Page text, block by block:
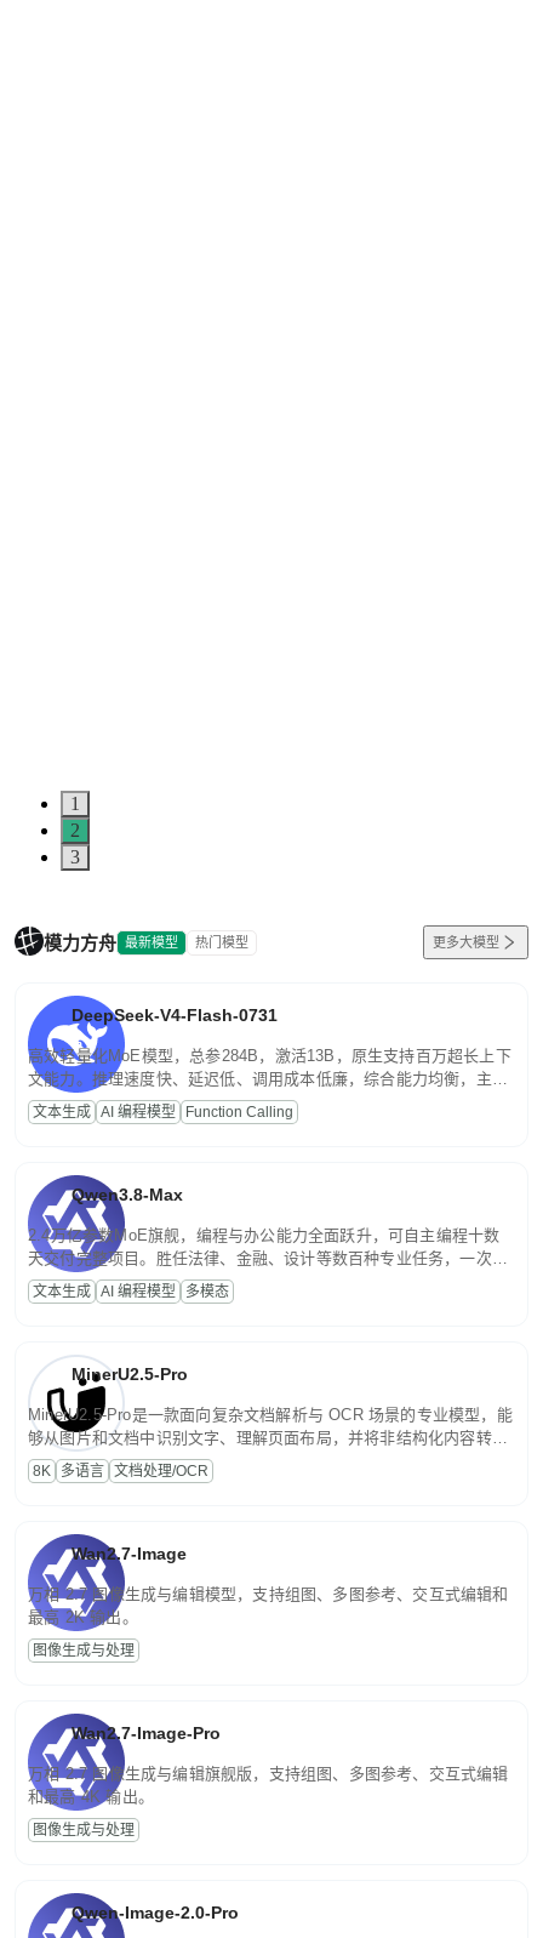
1
2
3
模力方舟 最新模型 热门模型 更多大模型
DeepSeek-V4-Flash-0731
高效轻量化MoE模型，总参284B，激活13B，原生支持百万超长上下
文能力。推理速度快、延迟低、调用成本低廉，综合能力均衡，主打
高并发、轻量化任务，适合日常对话、内容创作、基础 RAG、批量
文案处理等普惠刚需场景。
文本生成 AI 编程模型 Function Calling
Qwen3.8-Max
2.4万亿参数MoE旗舰，编程与办公能力全面跃升，可自主编程十数
天交付完整项目。胜任法律、金融、设计等数百种专业任务，一次对
话端到端交付生产级成果。原生视觉理解贯穿规划、执行与验证全流
程，支持超长文档与长视频的深度语义解析。长程任务中自主规划与
文本生成 AI 编程模型 多模态
MinerU2.5-Pro
MinerU2.5-Pro是一款面向复杂文档解析与 OCR 场景的专业模型，能
够从图片和文档中识别文字、理解页面布局，并将非结构化内容转换
为便于存储、检索和二次处理的结构化结果。
8K 多语言 文档处理/OCR
Wan2.7-Image
万相 2.7 图像生成与编辑模型，支持组图、多图参考、交互式编辑和
最高 2K 输出。
图像生成与处理
Wan2.7-Image-Pro
万相 2.7 图像生成与编辑旗舰版，支持组图、多图参考、交互式编辑
和最高 4K 输出。
图像生成与处理
Qwen-Image-2.0-Pro